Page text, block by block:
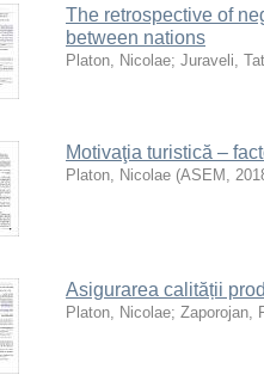
The retrospective of
between nations
Platon, Nicolae; Juraveli,
Motivaţia turistică –
Platon, Nicolae (ASEM ,
Asigurarea calității
Platon, Nicolae; Zaporojan,